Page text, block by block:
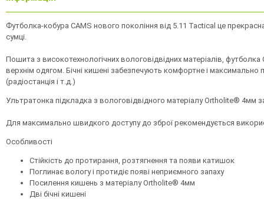
Футболка-кобура CAMS нового покоління від 5.11 Tactical це
сумці.
Пошита з високотехнологічних вологовідвідних матеріалів,
верхнім одягом. Бічні кишені забезпечують комфортне і максимально
(радіостанція і т.д.)
Ультратонка підкладка з вологовідвідного матеріалу Ortholite® 4мм
Для максимально швидкого доступу до зброї рекомендується
Особливості
Стійкість до протирання, розтягнення та появи катишок
Поглинає вологу і протидіє появі неприємного запаху
Посилення кишень з матеріалу Ortholite® 4мм
Дві бічні кишені